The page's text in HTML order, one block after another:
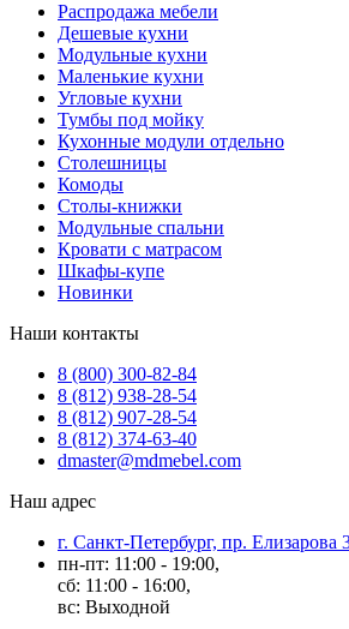
Распродажа мебели
Дешевые кухни
Модульные кухни
Маленькие кухни
Угловые кухни
Тумбы под мойку
Кухонные модули отдельно
Столешницы
Комоды
Столы-книжки
Модульные спальни
Кровати с матрасом
Шкафы-купе
Новинки
Наши контакты
8 (800) 300-82-84
8 (812) 938-28-54
8 (812) 907-28-54
8 (812) 374-63-40
dmaster@mdmebel.com
Наш адрес
г. Санкт-Петербург, пр.
пн-пт: 11:00 - 19:00,
сб: 11:00 - 16:00,
вс: Выходной